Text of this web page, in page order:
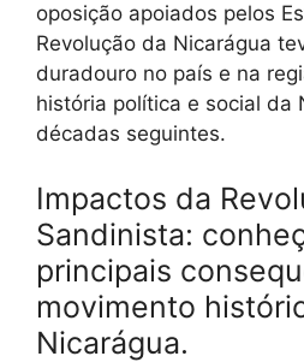
oposição apoiados pelos
Revolução da Nicarágua
duradouro no país e na
história política e social da
décadas seguintes.
Impactos da
Sandinista:
principais
movimento
Nicarágua.